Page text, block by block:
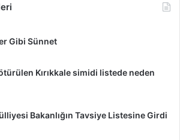
Gibi Sünnet
Kırıkkale simidi listede neden
Bakanlığın Tavsiye Listesine Girdi